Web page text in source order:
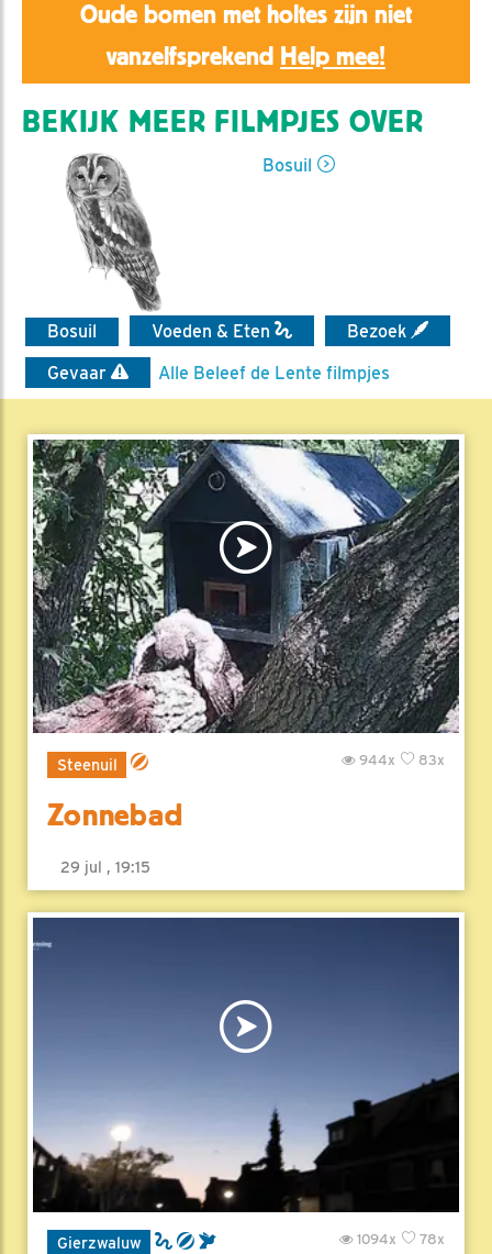
Oude bomen met holtes zijn niet
vanzelfsprekend Help mee!
BEKIJK MEER FILMPJES OVER
Bosuil
Bosuil Voeden & Eten
Bezoek
Gevaar
Alle Beleef de Lente filmpjes
Steenuil 83x
944x
Zonnebad
29 jul , 19:15
Gierzwaluw 78x
1094x